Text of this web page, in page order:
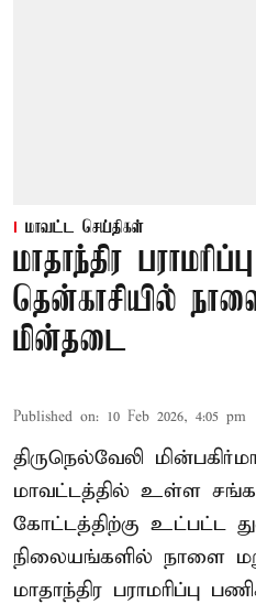
மாவட்ட செய்திகள்
மாதாந்திர
தென்காசியில்
மின்தடை
Published on: 10 Feb 2026, 4:05 pm
திருநெல்வேலி
மாவட்டத்தில் உள்ள
கோட்டத்திற்கு உட்பட்ட
நிலையங்களில் நாளை
மாதாந்திர பராமரிப்பு